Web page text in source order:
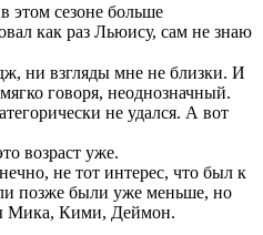
этом сезоне больше
как раз Льюису, сам не знаю
ни взгляды мне не близки. И
говоря, неоднозначный.
не удался. А вот
возраст уже.
не тот интерес, что был к
позже были уже меньше, но
Мика, Кими, Деймон.